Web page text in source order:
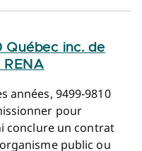
Québec inc. de
RENA
années, 9499-9810
pour
conclure un contrat
public ou